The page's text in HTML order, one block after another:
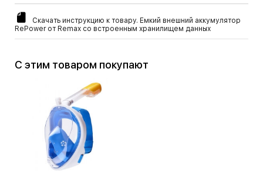
Скачать инструкцию к товару. Емкий внешний аккумулятор
RePower от Remax со встроенным хранилищем данных
С этим товаром покупают